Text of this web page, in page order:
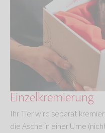
Einzelkremierung
Ihr Tier wird separat
die Asche in einer Urne